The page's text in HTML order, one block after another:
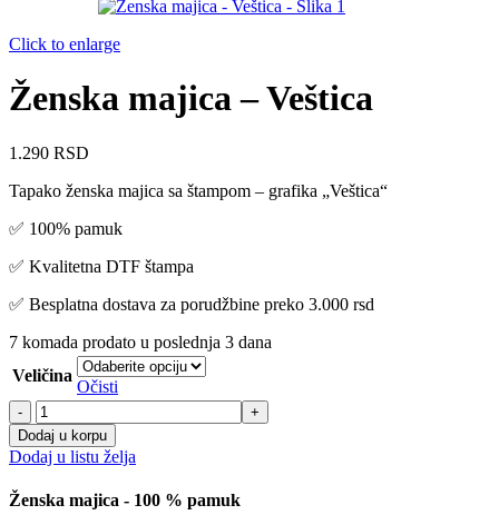
Click to enlarge
Ženska majica – Veštica
1.290 RSD
Tapako ženska majica sa štampom – grafika „Veštica“
✅ 100% pamuk
✅ Kvalitetna DTF štampa
✅ Besplatna dostava za porudžbine preko 3.000 rsd
7 komada prodato u poslednja 3 dana
Veličina
Očisti
Ženska
majica
-
Veštica
Dodaj u korpu
Dodaj u listu želja
Ženska majica - 100 % pamuk